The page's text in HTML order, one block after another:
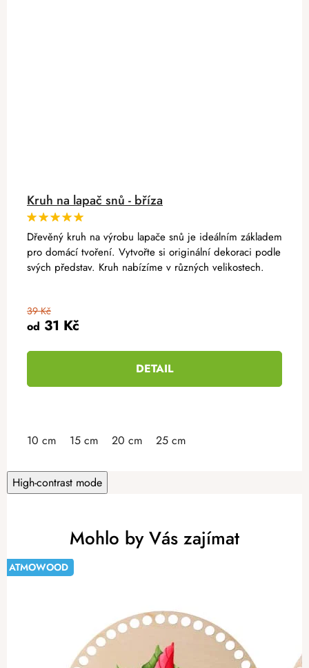
Kruh na lapač snů - bříza
od 31 Kč
39 Kč
DETAIL
Dřevěný kruh na výrobu lapače snů je ideálním základem
pro domácí tvoření. Vytvořte si originální dekoraci podle
svých představ. Kruh nabízíme v různých velikostech.
10 cm 15 cm 20 cm 25 cm
High-contrast mode
Mohlo by Vás zajímat
-20%
ATMOWOOD